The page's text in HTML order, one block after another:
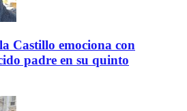
Castillo emociona con
padre en su quinto